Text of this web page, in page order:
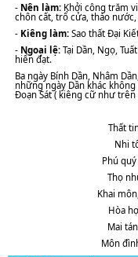
- Nên làm: Khởi công trăm
chôn cất, trổ cửa, tháo
- Kiêng làm: Sao thất Đại
- Ngoại lệ: Tại Dần, Ngọ,
hiển đạt.
Ba ngày Bính Dần, Nhâm
những ngày Dần khác
Đoạn Sát ( kiêng cữ như trên
Thất
Nhi
Phú
Thọ
Khai
Hòa
Mai
Môn